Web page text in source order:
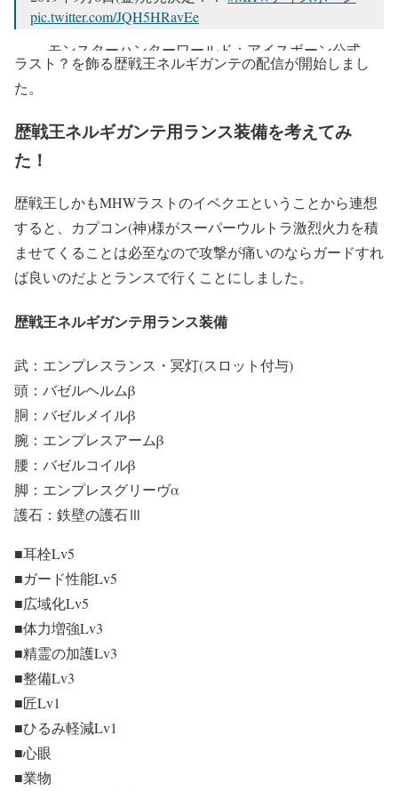
pic.twitter.com/JQH5HRavEe
— モンスターハンターワールド：アイスボーン公式
(@MH_official_JP)May 9, 2019
ラスト？を飾る歴戦王ネルギガンテの配信が開始しまし
た。
歴戦王ネルギガンテ用ランス装備を考えてみ
た！
歴戦王しかもMHWラストのイベクエということから連想
すると、カプコン(神)様がスーパーウルトラ激烈火力を積
ませてくることは必至なので攻撃が痛いのならガードすれ
ば良いのだよとランスで行くことにしました。
歴戦王ネルギガンテ用ランス装備
武：エンプレスランス・冥灯(スロット付与)
頭：バゼルヘルムβ
胴：バゼルメイルβ
腕：エンプレスアームβ
腰：バゼルコイルβ
脚：エンプレスグリーヴα
護石：鉄壁の護石Ⅲ
■耳栓Lv5
■ガード性能Lv5
■広域化Lv5
■体力増強Lv3
■精霊の加護Lv3
■整備Lv3
■匠Lv1
■ひるみ軽減Lv1
■心眼
■業物